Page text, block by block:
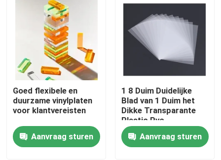
Contacten
Producten
Video's
polycarbonaat hol blad
Goed flexibele en
duurzame vinylplaten
voor klantvereisten
Aanvraag sturen
1 8 Duim Duidelijke
Blad van 1 Duim het
Dikke Transparante
Plastic Pvc
Aanvraag sturen